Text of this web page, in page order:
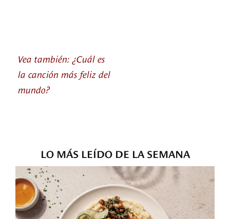
Vea también: ¿Cuál es
la canción más feliz del
mundo?
LO MÁS LEÍDO DE LA SEMANA